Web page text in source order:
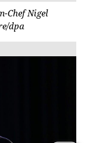
Chef Nigel
dpa